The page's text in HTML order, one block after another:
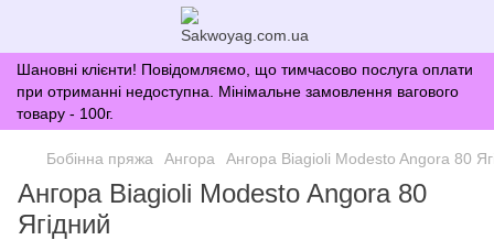
Шановні клієнти! Повідомляємо, що тимчасово послуга оплати
при отриманні недоступна. Мінімальне замовлення вагового
товару - 100г.
Бобінна пряжа Ангора Ангора Biagioli Modesto Angora 80
Ангора Biagioli Modesto Angora 80
Ягідний